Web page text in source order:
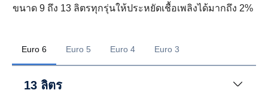
ขนาด 9 ถึง 13 ลิตรทุกรุ่นให้ประหยัดเชื้อเพลิงได้มากถึง 2%
Euro 6 Euro 5 Euro 4 Euro 3
13 ลิตร